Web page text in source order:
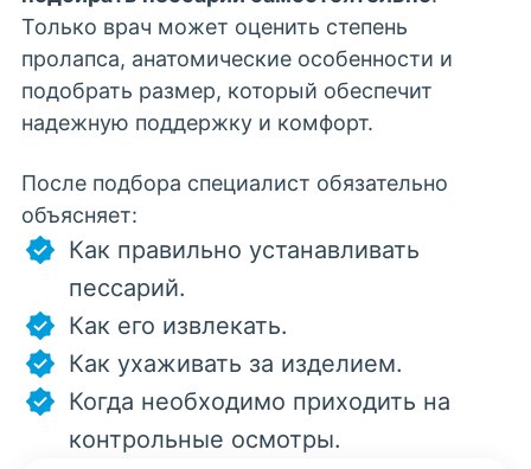
Только врач может оценить степень
пролапса, анатомические особенности и
подобрать размер, который обеспечит
надежную поддержку и комфорт.
После подбора специалист обязательно
объясняет:
Как правильно устанавливать
пессарий.
Как его извлекать.
Как ухаживать за изделием.
Когда необходимо приходить на
контрольные осмотры.